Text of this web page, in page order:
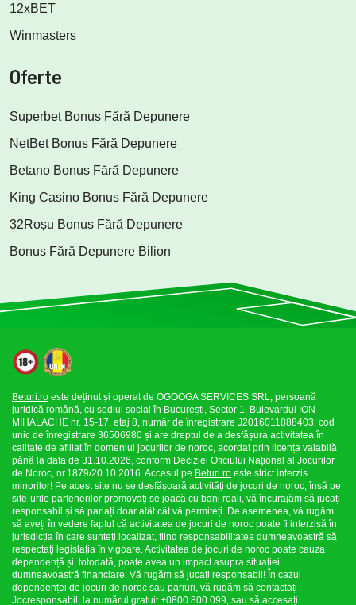
12xBET
Winmasters
Oferte
Superbet Bonus Fără Depunere
NetBet Bonus Fără Depunere
Betano Bonus Fără Depunere
King Casino Bonus Fără Depunere
32Roșu Bonus Fără Depunere
Bonus Fără Depunere Bilion
Beturi.ro este deținut și operat de OGOOGA SERVICES SRL, persoană
juridică română, cu sediul social în București, Sector 1, Bulevardul ION
MIHALACHE nr. 15-17, etaj 8, număr de înregistrare J2016011888403, cod
unic de înregistrare 36506980 și are dreptul de a desfășura activitatea în
calitate de afiliat în domeniul jocurilor de noroc, acordat prin licența valabilă
până la data de 31.10.2026, conform Deciziei Oficiului Național al Jocurilor
de Noroc, nr.1879/20.10.2016. Accesul pe Beturi.ro este strict interzis
minorilor! Pe acest site nu se desfășoară activități de jocuri de noroc, însă pe
site-urile partenerilor promovați se joacă cu bani reali, vă încurajăm să jucați
responsabil și să pariați doar atât cât vă permiteți. De asemenea, vă rugăm
să aveți în vedere faptul că activitatea de jocuri de noroc poate fi interzisă în
jurisdicția în care sunteți localizat, fiind responsabilitatea dumneavoastră să
respectați legislația în vigoare. Activitatea de jocuri de noroc poate cauza
dependență și, totodată, poate avea un impact asupra situației
dumneavoastră financiare. Vă rugăm să jucați responsabil! În cazul
dependenței de jocuri de noroc sau pariuri, vă rugăm să contactați
Jocresponsabil, la numărul gratuit +0800 800 099, sau să accesați